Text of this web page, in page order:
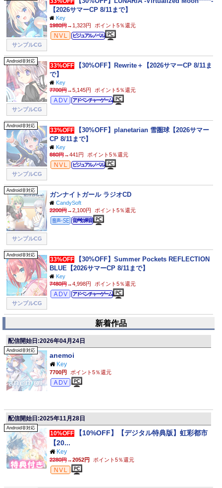
サンプルCG
【2026サマーCP 8/11まで】
Key
1980円→1,323円 ポイント5％還元
ビジュアルノベル
ビジュアルノベル
Android非対応
サンプルCG
33%OFF
【30%OFF】Rewrite＋【2026サマーCP 8/11ま
で】
Key
7700円→5,145円 ポイント5％還元
アドベンチャー
アドベンチャーゲーム
Android非対応
サンプルCG
33%OFF
【30%OFF】planetarian 雪圏球【2026サマー
CP 8/11まで】
Key
660円→441円 ポイント5％還元
ビジュアルノベル
ビジュアルノベル
Android非対応
サンプルCG
ガンナイトガール ラジオCD
CandySoft
2200円→2,100円 ポイント5％還元
音声効果音
音声効果音
Android非対応
サンプルCG
33%OFF
【30%OFF】Summer Pockets REFLECTION
BLUE【2026サマーCP 8/11まで】
Key
7480円→4,998円 ポイント5％還元
アドベンチャー
アドベンチャーゲーム
新着作品
配信開始日:2026年04月24日
Android非対応
anemoi
Key
7700円 ポイント5％還元
アドベンチャー
配信開始日:2025年11月28日
Android非対応
10%OFF
【10%OFF】【デジタル特典版】虹彩都市
【20...
Key
2280円→2052円 ポイント5％還元
ビジュアルノベル